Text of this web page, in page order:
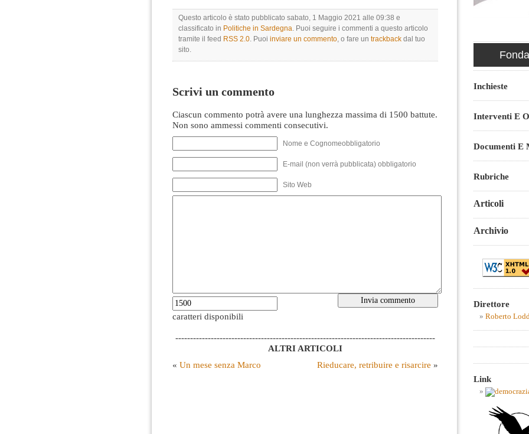
Questo articolo è stato pubblicato sabato, 1 Maggio 2021 alle 09:38 e
classificato in Politiche in Sardegna. Puoi seguire i commenti a questo articolo
tramite il feed RSS 2.0. Puoi inviare un commento, o fare un trackback dal tuo
sito.
Scrivi un commento
Ciascun commento potrà avere una lunghezza massima di 1500 battute.
Non sono ammessi commenti consecutivi.
Nome e Cognomeobbligatorio
E-mail (non verrà pubblicata) obbligatorio
Sito Web
caratteri disponibili
----------------------------------------------------------------------------------------
ALTRI ARTICOLI
« Un mese senza Marco Rieducare, retribuire e risarcire »
Inchieste
Interventi E
Documenti E
Rubriche
Articoli
Archivio
Direttore
Roberto
Link